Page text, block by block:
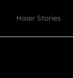
Haier Stories